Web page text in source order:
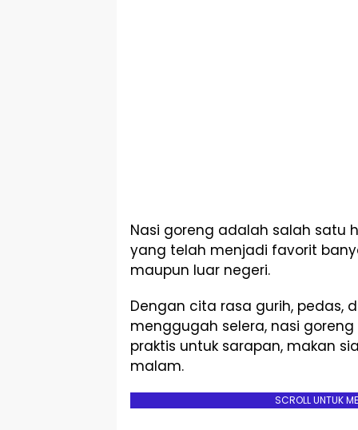
Nasi goreng adalah salah satu
yang telah menjadi favorit
maupun luar negeri.
Dengan cita rasa gurih, pedas,
menggugah selera, nasi
praktis untuk sarapan, makan
malam.
SCROLL UNTUK